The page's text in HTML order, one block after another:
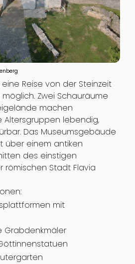
Reise von der Steinzeit
Zwei Schauräume
machen
Altersgruppen lebendig,
Das Museumsgebäude
über einem antiken
des einstigen
römischen Stadt Flavia
mit
Grabdenkmäler